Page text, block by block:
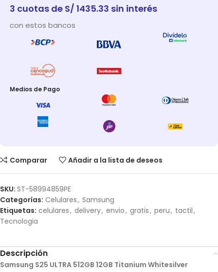
3 cuotas de S/ 1435.33 sin interés
con estos bancos
Medios de Pago
Comparar Añadir a la lista de deseos
SKU: ST-58994859PE
Categorías: Celulares, Samsung
Etiquetas: celulares, delivery, envio, gratis, peru, tactil,
Tecnologia
Descripción
Samsung S25 ULTRA 512GB 12GB Titanium Whitesilver